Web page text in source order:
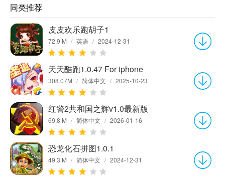
同类推荐
皮皮欢乐跑胡子1
72.9 M / 英语 / 2024-12-31
天天酷跑1.0.47 For iphone
308.07M / 简体中文 / 2025-10-23
红警2共和国之辉v1.0最新版
69.8 M / 简体中文 / 2026-01-16
恐龙化石拼图1.0.1
49.3 M / 简体中文 / 2024-12-31